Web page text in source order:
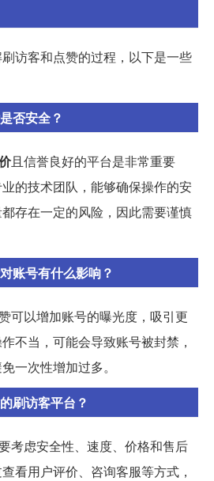
访客和点赞的过程，以下是一些
否安全？
且信誉良好的平台是非常重要
的技术团队，能够确保操作的安
存在一定的风险，因此需要谨慎
账号有什么影响？
可以增加账号的曝光度，吸引更
不当，可能会导致账号被封禁，
一次性增加过多。
刷访客平台？
考虑安全性、速度、价格和售后
看用户评价、咨询客服等方式，